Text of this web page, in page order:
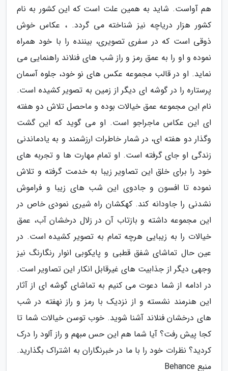
هم آواست. شاید به همین علت است که این کشور به نام
کشور هزار دریاچه نیز شناخته می گردد. ، عکاس خوش
ذوقی است که در سفری تصویری، بیننده را با خود همراه
نموده و او را به عمق رمز و راز شب های فنلاند راهنمایی می
نماید. او در قالب مجموعه عکس های نو خود، جلوه آسمان
پرستاره را در گوشه ای دیگر از زمین به تصویر کشیده است.
نام این مجموعه عمق خیالات بوده و ماحصل تلاش دو هفته
ای این عکاس ماجراجو است. او می گوید که این گشت
وگذار دو هفته ای، در شمار خاطرات ارزشمند و به یادماندنی
زندگی او جای گرفته است. او تمام مهارت ها و تجربه های
خود را برای خلق این تصاویر زیبا به خدمت گرفته و تلاش
نموده تا افسون و جادوی این شب های زیبا و فراموش
نشدنی را جاودانه کند. کهکشان راه شیری نمودی خاص در
این مجموعه داشته و بازتاب آن در زلال درخشان آب، عمق
خیالات را به زیبایی هرچه تمام به تصویر کشیده است. در
عین حال تماشای شفق قطبی و پایکوبی انوار رنگارنگ نیز
وجهی دیگر از جذابیت های غیرقابل انکار این تصاویر است.
در ادامه از شما دعوت می کنیم به تماشای گوشه ای از آثار
این هنرمند نشسته و از نزدیک با رمز و راز نهفته در شب
های درخشان فنلاند آشنا شوید. خوب توسن خیالات شما تا
کجا پیش رفت؟ آیا شما هم این حس مبهم و راز آلود را درک
کردید؟ نظرات خود را با ما در خبرنگاران به اشتراک بگذارید.
منبع Behance